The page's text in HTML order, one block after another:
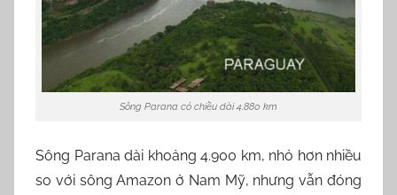
Sông Parana có chiều dài 4.880 km
Sông Parana dài khoảng 4.900 km, nhỏ hơn nhiều
so với sông Amazon ở Nam Mỹ, nhưng vẫn đóng